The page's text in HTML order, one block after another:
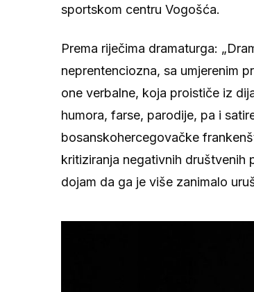
sportskom centru Vogošća.
Prema riječima dramaturga:
neprentenciozna, sa umjerenim
one verbalne, koja proističe iz
humora, farse, parodije, pa i
bosanskohercegovačke
kritiziranja negativnih društvenih
dojam da ga je više zanimalo